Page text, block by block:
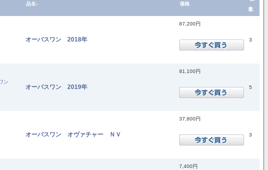
品名- 価格
量.
オーパスワン 2018年
87,200円
3
オーパスワン 2019年
81,100円
5
オーパスワン オヴァチャー ＮＶ
37,800円
3
7,400円